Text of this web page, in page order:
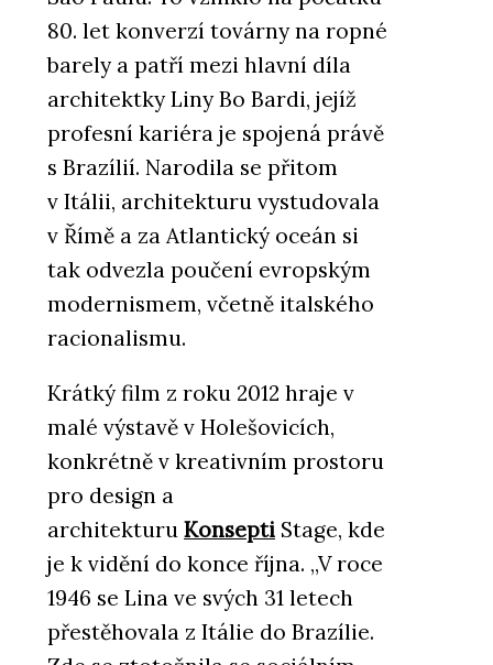
80. let konverzí továrny na ropné
barely a patří mezi hlavní díla
architektky Liny Bo Bardi, jejíž
profesní kariéra je spojená právě
s Brazílií. Narodila se přitom
v Itálii, architekturu vystudovala
v Římě a za Atlantický oceán si
tak odvezla poučení evropským
modernismem, včetně italského
racionalismu.
Krátký film z roku 2012 hraje v
malé výstavě v Holešovicích,
konkrétně v kreativním prostoru
pro design a
architekturu Konsepti Stage, kde
je k vidění do konce října. „V roce
1946 se Lina ve svých 31 letech
přestěhovala z Itálie do Brazílie.